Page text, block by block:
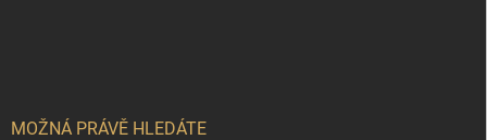
MOŽNÁ PRÁVĚ HLEDÁTE